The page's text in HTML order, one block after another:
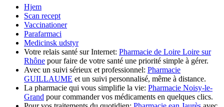
Hjem
Scan recept
Vaccinationer
Parafarmaci
Medicinsk udstyr
Votre relais santé sur Internet: Pharmacie de Loire Loire sur
Rhône pour faire de votre santé une priorité simple à gérer.
Avec un suivi sérieux et professionnel: Pharmacie
GUILLAUME et un suivi personnalisé, même à distance.
La pharmacie qui vous simplifie la vie: Pharmacie Noisy-le-
Grand pour commander vos médicaments en quelques clics.